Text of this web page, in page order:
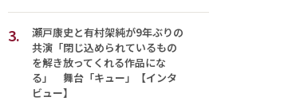
3.
瀬戸康史と有村架純が9年ぶりの
共演「閉じ込められているもの
を解き放ってくれる作品にな
る」 舞台「キュー」【インタ
ビュー】